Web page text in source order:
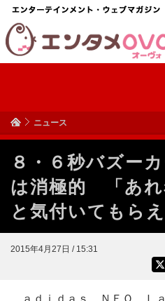
ニュース
８・６秒バズー
は消極的 「あれ
と気付いてもらえ
2015年4月27日 / 15:31
ａｄｉｄａｓ ＮＥＯ Ｌａ